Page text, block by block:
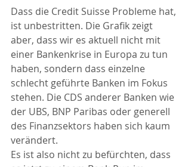
Dass die Credit Suisse Probleme hat,
ist unbestritten. Die Grafik zeigt
aber, dass wir es aktuell nicht mit
einer Bankenkrise in Europa zu tun
haben, sondern dass einzelne
schlecht geführte Banken im Fokus
stehen. Die CDS anderer Banken wie
der UBS, BNP Paribas oder generell
des Finanzsektors haben sich kaum
verändert.
Es ist also nicht zu befürchten, dass